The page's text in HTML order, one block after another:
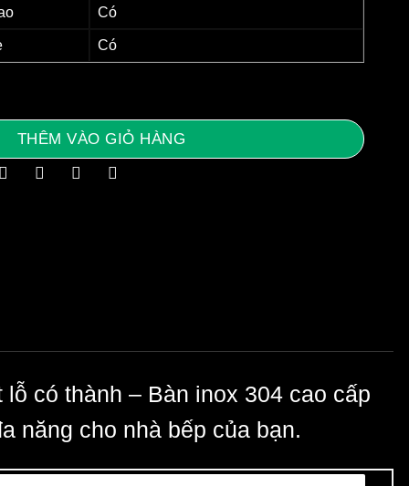
Có
Có
THÊM VÀO GIỎ HÀNG
lỗ có thành – Bàn inox 304 cao cấp
năng cho nhà bếp của bạn.